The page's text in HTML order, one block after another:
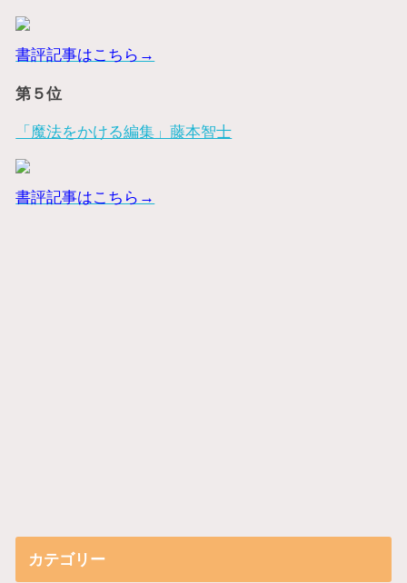
書評記事はこちら→
第５位
「魔法をかける編集」藤本智士
書評記事はこちら→
カテゴリー